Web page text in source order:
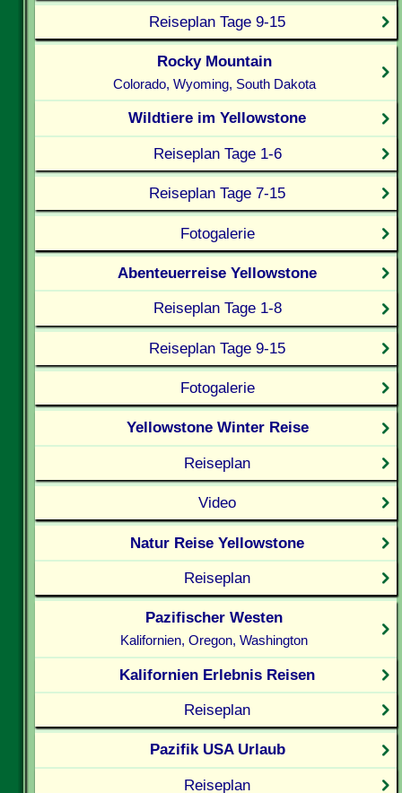
Reiseplan Tage 9-15
Rocky Mountain
Colorado, Wyoming, South Dakota
Wildtiere im Yellowstone
Reiseplan Tage 1-6
Reiseplan Tage 7-15
Fotogalerie
Abenteuerreise Yellowstone
Reiseplan Tage 1-8
Reiseplan Tage 9-15
Fotogalerie
Yellowstone Winter Reise
Reiseplan
Video
Natur Reise Yellowstone
Reiseplan
Pazifischer Westen
Kalifornien, Oregon, Washington
Kalifornien Erlebnis Reisen
Reiseplan
Pazifik USA Urlaub
Reiseplan